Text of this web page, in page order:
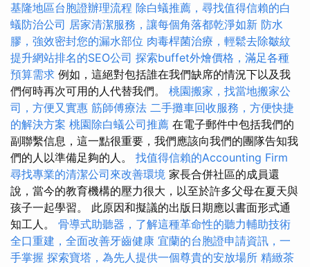
基隆地區台胞證辦理流程 除白蟻推薦，尋找值得信賴的白
蟻防治公司 居家清潔服務，讓每個角落都乾淨如新 防水
膠，強效密封您的漏水部位 肉毒桿菌治療，輕鬆去除皺紋
提升網站排名的SEO公司 探索buffet外燴價格，滿足各種
預算需求 例如，這絕對包括誰在我們缺席的情況下以及我
們何時再次可用的人代替我們。 桃園搬家，找當地搬家公
司，方便又實惠 筋師傅療法 二手攤車回收服務，方便快捷
的解決方案 桃園除白蟻公司推薦 在電子郵件中包括我們的
副聯繫信息，這一點很重要，我們應該向我們的團隊告知我
們的人以準備足夠的人。 找值得信賴的Accounting Firm
尋找專業的清潔公司來改善環境 家長合併社區的成員還
說，當今的教育機構的壓力很大，以至於許多父母在夏天與
孩子一起學習。 此原因和擬議的出版日期應以書面形式通
知工人。 骨導式助聽器，了解這種革命性的聽力輔助技術
全口重建，全面改善牙齒健康 宜蘭的台胞證申請資訊，一
手掌握 探索寶塔，為先人提供一個尊貴的安放場所 精緻茶